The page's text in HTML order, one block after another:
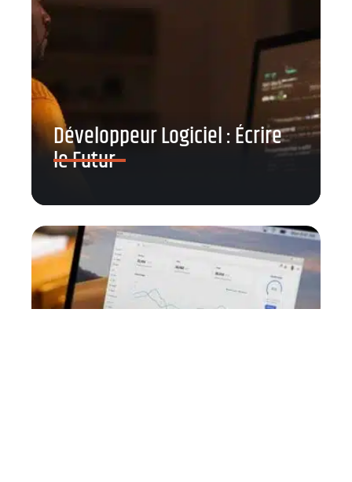
Développeur Logiciel : Écrire
le Futur